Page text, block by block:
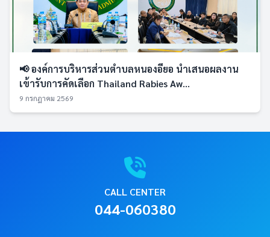
📢 องค์การบริหารส่วนตำบลหนองอียอ นำเสนอผลงาน
เข้ารับการคัดเลือก Thailand Rabies Aw...
9 กรกฎาคม 2569
CALL CENTER
044-060380